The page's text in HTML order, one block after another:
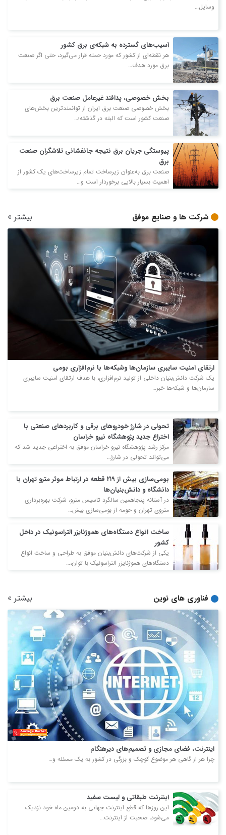
وسایل…
آسیب‌های گسترده به شبکه‌ی برق کشور
هر نقطه‌ای از کشور که مورد حمله قرار می‌گیرد، حتی اگر صنعت
برق مورد هدف…
بخش خصوصی، پدافند غیرعامل صنعت برق
بخش خصوصی صنعت برق ایران از توانمندترین بخش‌های
صنعت کشور است که البته در گذشته؛…
پیوستگی جریان برق نتیجه جانفشانی تلاشگران صنعت
برق
صنعت برق به‌عنوان زیرساخت تمام زیرساخت‌های یک کشور از
اهمیت بسیار بالایی برخوردار است و…
فناوری های نوین بیشتر »
اینترنت، فضای مجازی و تصمیم‌های دیرهنگام
چرا هر از گاهی هر موضوع کوچک و بزرگی در کشور به یک مسئله و…
اینترنت طبقاتی و لیست سفید
این روزها که قطع اینترنت جهانی به دومین ماه خود نزدیک
می‌شود، صحبت از اینترنت…
شرکت ها و صنایع موفق بیشتر »
ارتقای امنیت سایبری سازمان‌ها وشبکه‌ها با نرم‌افزاری بومی
یک شرکت دانش‌بنیان داخلی از تولید نرم‌افزاری، با هدف ارتقای امنیت سایبری
سازمان‌ها و شبکه‌ها خبر…
تحولی در شارژ خودروهای برقی و کاربردهای صنعتی با
اختراع جدید پژوهشگاه نیرو خراسان
مرکز رشد پژوهشگاه نیرو خراسان موفق به اختراعی جدید شد که
می‌تواند تحولی در شارژ…
بومی‌سازی بیش از ۲۱۹ قطعه در ارتباط موثر مترو تهران با
دانشگاه و دانش‌بنیان‌ها
در آستانه پنجاهمین سالگرد تاسیس مترو، شرکت بهره‌برداری
متروی تهران و حومه از بومی‌سازی بیش…
ساخت انواع دستگاه‌های هموژنایزر التراسونیک در داخل
کشور
یکی از شرکت‌های دانش‌بنیان موفق به طراحی و ساخت انواع
دستگاه‌های هموژنایزر التراسونیک با توان،…